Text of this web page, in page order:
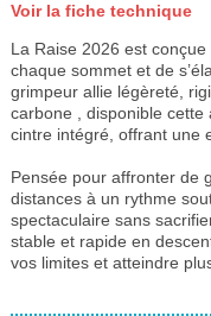
Voir la fiche technique
La Raise 2026 est
chaque sommet et de
grimpeur allie légèreté,
carbone , disponible cette
cintre intégré, offrant une
Pensée pour affronter de
distances à un rythme
spectaculaire sans
stable et rapide en
vos limites et atteindre